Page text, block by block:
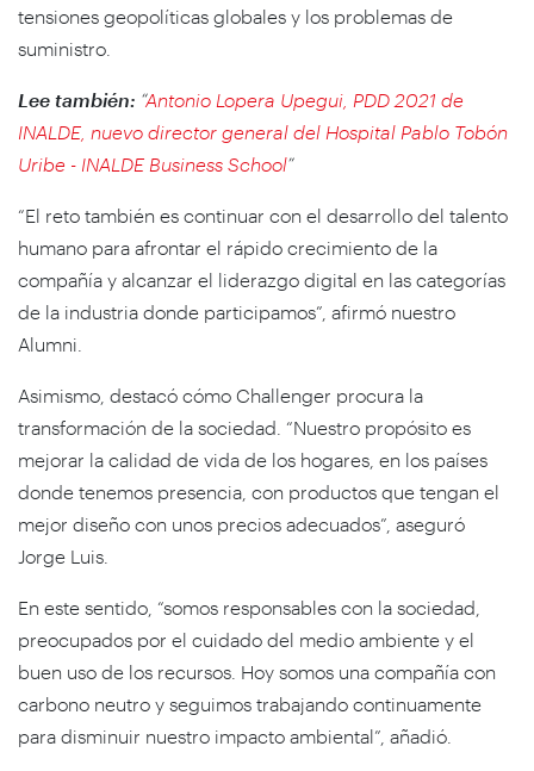
tensiones geopolíticas globales y los problemas de
suministro.
Lee también: “Antonio Lopera Upegui, PDD 2021 de
INALDE, nuevo director general del Hospital Pablo Tobón
Uribe - INALDE Business School”
“El reto también es continuar con el desarrollo del talento
humano para afrontar el rápido crecimiento de la
compañía y alcanzar el liderazgo digital en las categorías
de la industria donde participamos”, afirmó nuestro
Alumni.
Asimismo, destacó cómo Challenger procura la
transformación de la sociedad. “Nuestro propósito es
mejorar la calidad de vida de los hogares, en los países
donde tenemos presencia, con productos que tengan el
mejor diseño con unos precios adecuados”, aseguró
Jorge Luis.
En este sentido, “somos responsables con la sociedad,
preocupados por el cuidado del medio ambiente y el
buen uso de los recursos. Hoy somos una compañía con
carbono neutro y seguimos trabajando continuamente
para disminuir nuestro impacto ambiental”, añadió.